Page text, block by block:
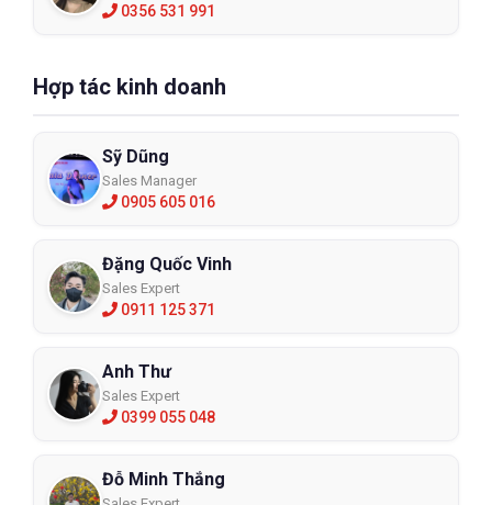
0356 531 991
Hợp tác kinh doanh
Sỹ Dũng
Sales Manager
0905 605 016
Đặng Quốc Vinh
Sales Expert
0911 125 371
Anh Thư
Sales Expert
0399 055 048
Đỗ Minh Thắng